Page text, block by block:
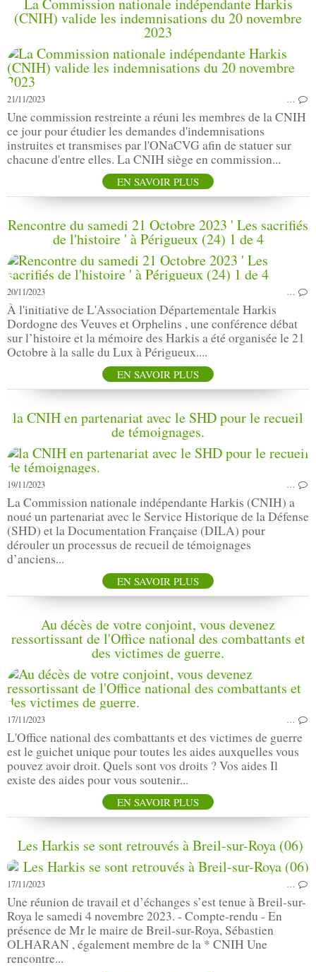
(CNIH) valide les indemnisations du 20 novembre
2023
21/11/2023 …
Une commission restreinte a réuni les membres de la CNIH
ce jour pour étudier les demandes d'indemnisations
instruites et transmises par l'ONaCVG afin de statuer sur
chacune d'entre elles. La CNIH siège en commission...
EN SAVOIR PLUS
Rencontre du samedi 21 Octobre 2023 ' Les sacrifiés
de l'histoire ' à Périgueux (24) 1 de 4
20/11/2023 …
À l'initiative de L'Association Départementale Harkis
Dordogne des Veuves et Orphelins , une conférence débat
sur l’histoire et la mémoire des Harkis a été organisée le 21
Octobre à la salle du Lux à Périgueux....
EN SAVOIR PLUS
la CNIH en partenariat avec le SHD pour le recueil
de témoignages.
19/11/2023 …
La Commission nationale indépendante Harkis (CNIH) a
noué un partenariat avec le Service Historique de la Défense
(SHD) et la Documentation Française (DILA) pour
dérouler un processus de recueil de témoignages
d’anciens...
EN SAVOIR PLUS
Au décès de votre conjoint, vous devenez
ressortissant de l'Office national des combattants et
des victimes de guerre.
17/11/2023 …
L'Office national des combattants et des victimes de guerre
est le guichet unique pour toutes les aides auxquelles vous
pouvez avoir droit. Quels sont vos droits ? Vos aides Il
existe des aides pour vous soutenir...
EN SAVOIR PLUS
Les Harkis se sont retrouvés à Breil-sur-Roya (06)
17/11/2023 …
Une réunion de travail et d’échanges s’est tenue à Breil-sur-
Roya le samedi 4 novembre 2023. - Compte-rendu - En
présence de Mr le maire de Breil-sur-Roya, Sébastien
OLHARAN , également membre de la * CNIH Une
rencontre...